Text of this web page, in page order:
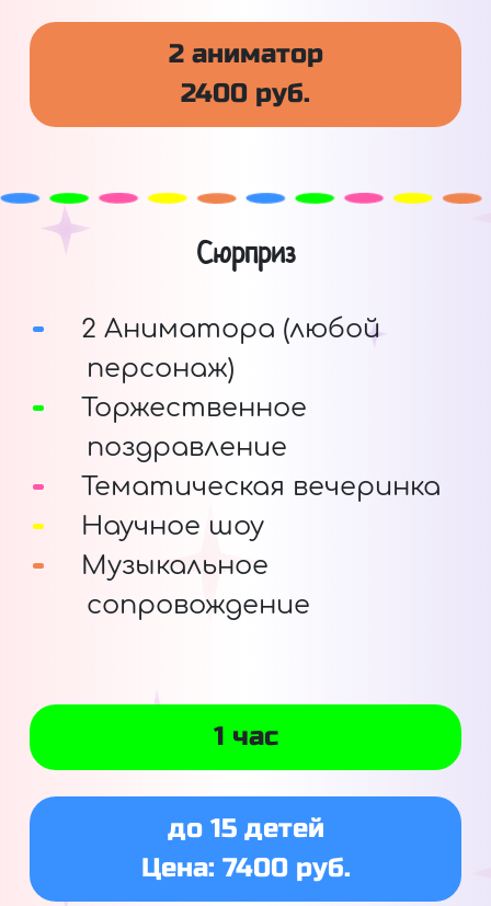
2 аниматор
2400 руб.
Сюрприз
2 Аниматора (любой
персонаж)
Торжественное
поздравление
Тематическая вечеринка
Научное шоу
Музыкальное
сопровождение
1 час
до 15 детей
Цена: 7400 руб.